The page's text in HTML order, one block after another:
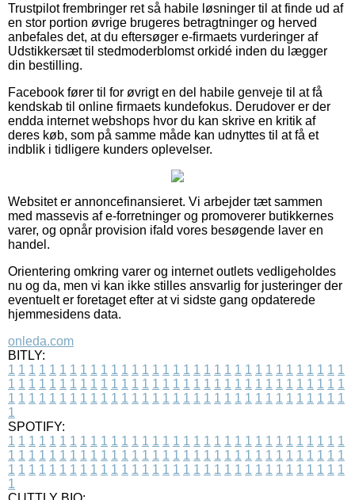
Trustpilot frembringer ret så habile løsninger til at finde ud af
en stor portion øvrige brugeres betragtninger og herved
anbefales det, at du eftersøger e-firmaets vurderinger af
Udstikkersæt til stedmoderblomst orkidé inden du lægger
din bestilling.
Facebook fører til for øvrigt en del habile genveje til at få
kendskab til online firmaets kundefokus. Derudover er der
endda internet webshops hvor du kan skrive en kritik af
deres køb, som på samme måde kan udnyttes til at få et
indblik i tidligere kunders oplevelser.
Websitet er annoncefinansieret. Vi arbejder tæt sammen
med massevis af e-forretninger og promoverer butikkernes
varer, og opnår provision ifald vores besøgende laver en
handel.
Orientering omkring varer og internet outlets vedligeholdes
nu og da, men vi kan ikke stilles ansvarlig for justeringer der
eventuelt er foretaget efter at vi sidste gang opdaterede
hjemmesidens data.
onleda.com
BITLY:
1 1 1 1 1 1 1 1 1 1 1 1 1 1 1 1 1 1 1 1 1 1 1 1 1 1 1 1 1 1 1 1 1
1 1 1 1 1 1 1 1 1 1 1 1 1 1 1 1 1 1 1 1 1 1 1 1 1 1 1 1 1 1 1 1 1
1 1 1 1 1 1 1 1 1 1 1 1 1 1 1 1 1 1 1 1 1 1 1 1 1 1 1 1 1 1 1 1 1
1
SPOTIFY:
1 1 1 1 1 1 1 1 1 1 1 1 1 1 1 1 1 1 1 1 1 1 1 1 1 1 1 1 1 1 1 1 1
1 1 1 1 1 1 1 1 1 1 1 1 1 1 1 1 1 1 1 1 1 1 1 1 1 1 1 1 1 1 1 1 1
1 1 1 1 1 1 1 1 1 1 1 1 1 1 1 1 1 1 1 1 1 1 1 1 1 1 1 1 1 1 1 1 1
1